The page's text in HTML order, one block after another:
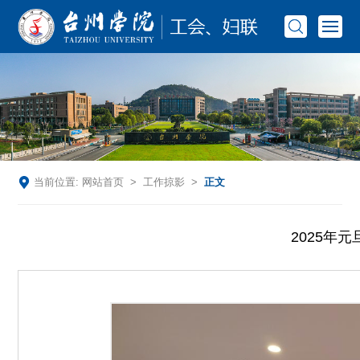
当前位置: 网站首页 >工作掠影 >正文
2025年元